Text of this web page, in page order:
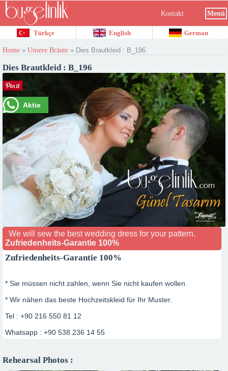
Kontakt Menü
Türkçe English German
Home » Unsere Bräute » Dies Brautkleid : B_196
Dies Brautkleid : B_196
Aktie
We will sew the best wedding dress for your pattern.
Zufriedenheits-Garantie 100%
Zufriedenheits-Garantie 100%
* Sie müssen nicht zahlen, wenn Sie nicht kaufen wollen.
* Wir nähen das beste Hochzeitskleid für Ihr Muster.
Tel : +90 216 550 81 12
Whatsapp : +90 538 236 14 55
Rehearsal Photos :